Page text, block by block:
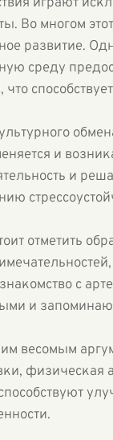
Во многом
развитие.
среду
что
и
и
отметить
с
и
весомым
физическая